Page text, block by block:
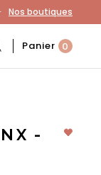
Nos boutiques
Panier 0
-